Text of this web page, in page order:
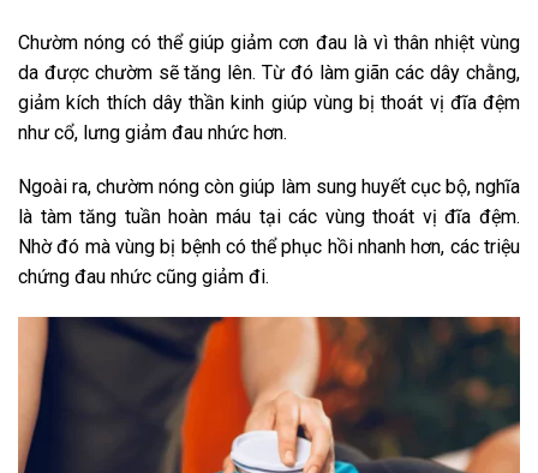
Chườm nóng có thể giúp giảm cơn đau là vì thân nhiệt vùng
da được chườm sẽ tăng lên. Từ đó làm giãn các dây chằng,
giảm kích thích dây thần kinh giúp vùng bị thoát vị đĩa đệm
như cổ, lưng giảm đau nhức hơn.
Ngoài ra, chườm nóng còn giúp làm sung huyết cục bộ, nghĩa
là tàm tăng tuần hoàn máu tại các vùng thoát vị đĩa đệm.
Nhờ đó mà vùng bị bệnh có thể phục hồi nhanh hơn, các triệu
chứng đau nhức cũng giảm đi.